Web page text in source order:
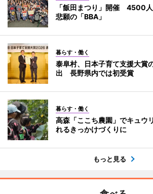
「飯田まつり」開催 4500
悲願の「BBA」
暮らす・働く
泰阜村、日本子育て支援大賞
出 長野県内では初受賞
暮らす・働く
高森「ここち農園」でキュ
れるきっかけづくりに
もっと見る